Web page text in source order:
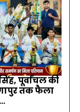
पूर्वांचल की
तक फैला